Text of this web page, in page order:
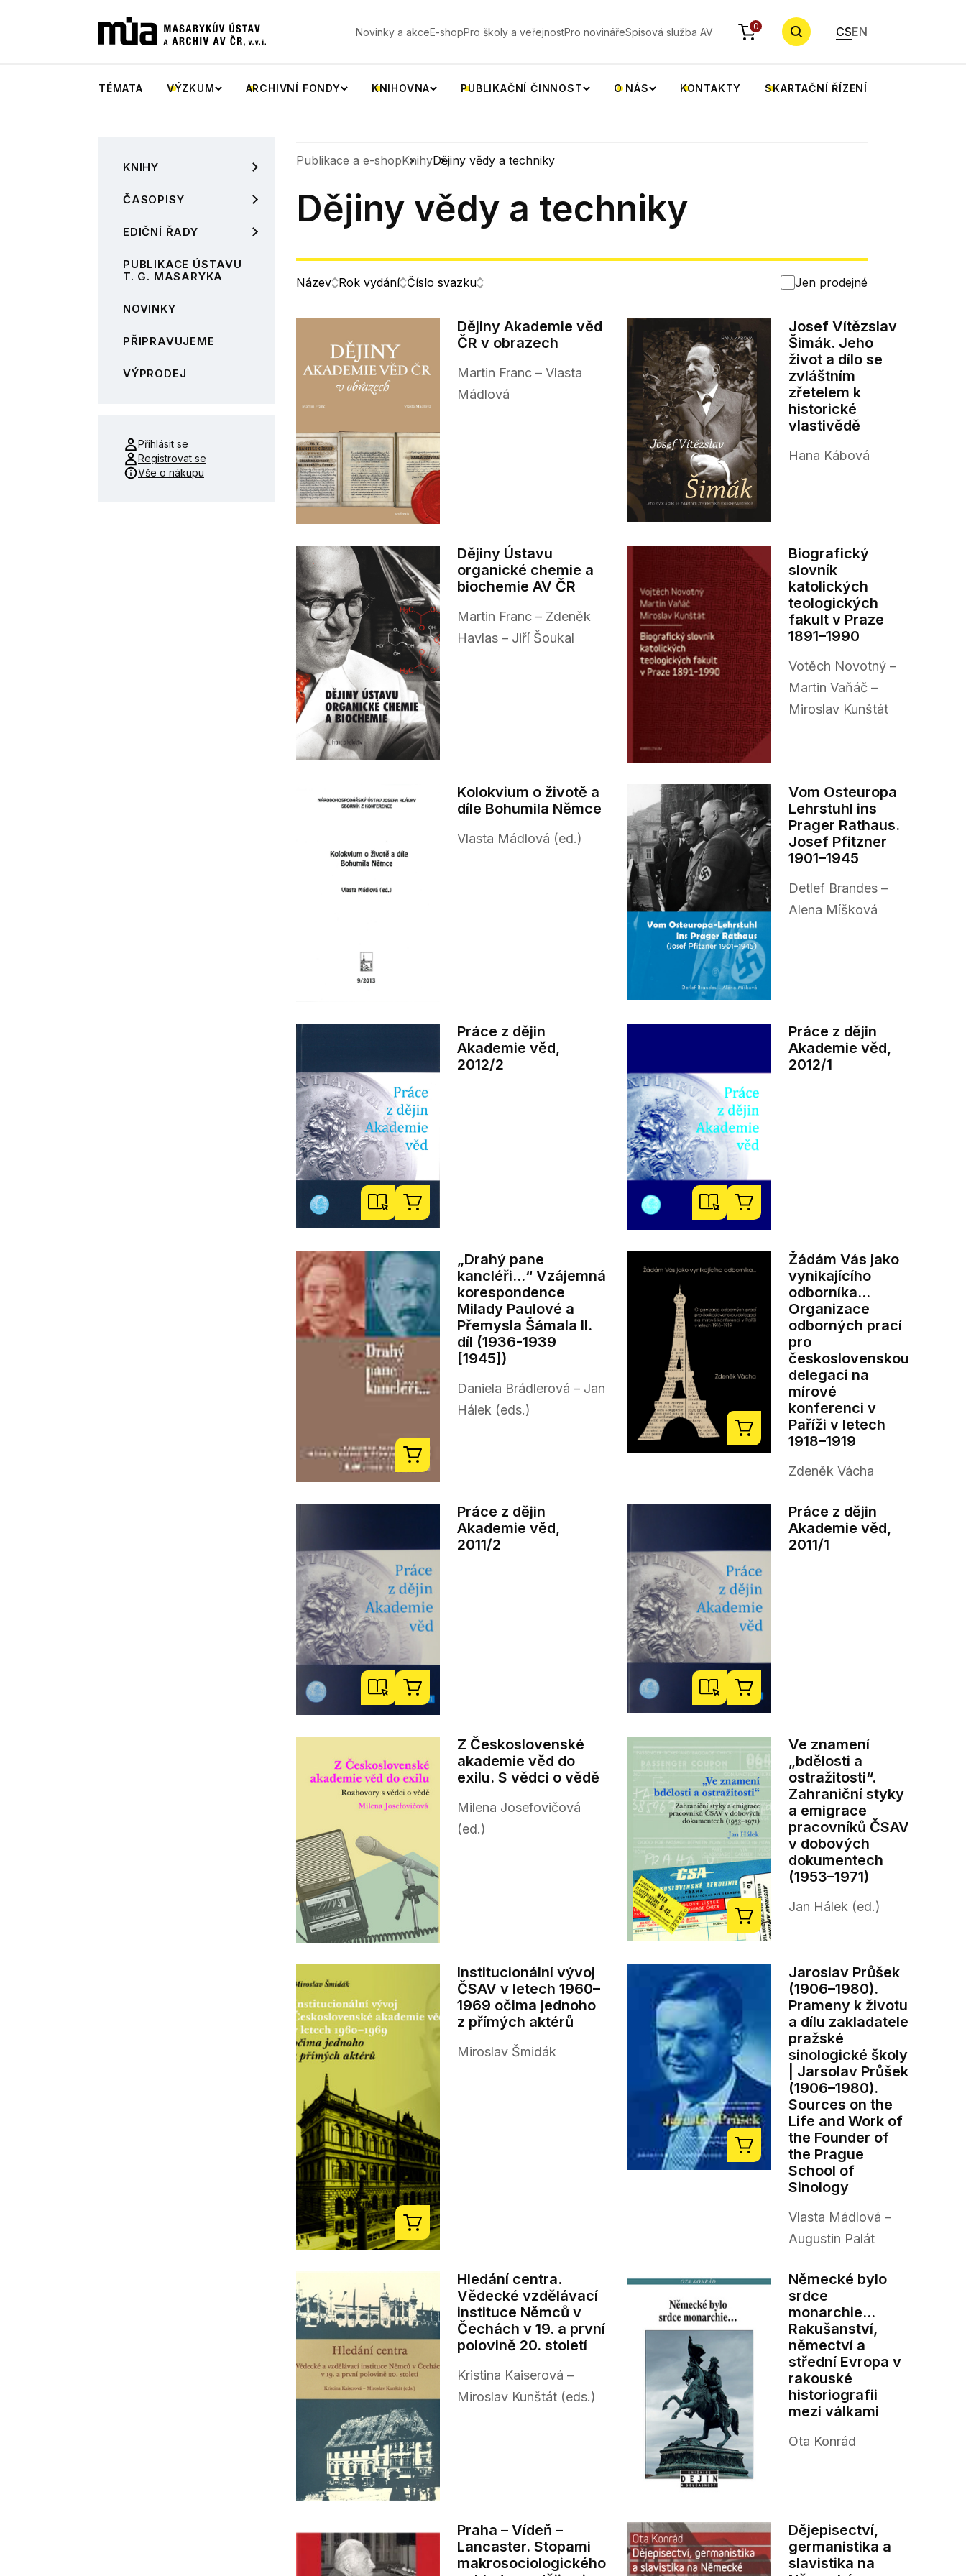
Novinky a akceE-shopPro školy a veřejnostPro novinářeSpisová služba AV 0 CSEN
TÉMATA VÝZKUM ARCHIVNÍ FONDY KNIHOVNA PUBLIKAČNÍ ČINNOST O NÁS KONTAKTY SKARTAČNÍ ŘÍZENÍ
KNIHY
ČASOPISY
EDIČNÍ ŘADY
PUBLIKACE ÚSTAVU
T. G. MASARYKA
NOVINKY
PŘIPRAVUJEME
VÝPRODEJ
Přihlásit se
Registrovat se
Vše o nákupu
Publikace a e-shopKnihyDějiny vědy a techniky
Dějiny vědy a techniky
Název Rok vydání Číslo svazku Jen prodejné
Dějiny Akademie věd
ČR v obrazech
Martin Franc – Vlasta
Mádlová
Josef Vítězslav
Šimák. Jeho
život a dílo se
zvláštním
zřetelem k
historické
vlastivědě
Hana Kábová
Dějiny Ústavu
organické chemie a
biochemie AV ČR
Martin Franc – Zdeněk
Havlas – Jiří Šoukal
Biografický
slovník
katolických
teologických
fakult v Praze
1891–1990
Votěch Novotný –
Martin Vaňáč –
Miroslav Kunštát
Kolokvium o životě a
díle Bohumila Němce
Vlasta Mádlová (ed.)
Vom Osteuropa
Lehrstuhl ins
Prager Rathaus.
Josef Pfitzner
1901–1945
Detlef Brandes –
Alena Míšková
Práce z dějin
Akademie věd,
2012/2
Práce z dějin
Akademie věd,
2012/1
„Drahý pane
kancléři...“ Vzájemná
korespondence
Milady Paulové a
Přemysla Šámala II.
díl (1936-1939
[1945])
Daniela Brádlerová – Jan
Hálek (eds.)
Žádám Vás jako
vynikajícího
odborníka...
Organizace
odborných prací
pro
československou
delegaci na
mírové
konferenci v
Paříži v letech
1918–1919
Zdeněk Vácha
Práce z dějin
Akademie věd,
2011/2
Práce z dějin
Akademie věd,
2011/1
Z Československé
akademie věd do
exilu. S vědci o vědě
Milena Josefovičová
(ed.)
Ve znamení
„bdělosti a
ostražitosti“.
Zahraniční styky
a emigrace
pracovníků ČSAV
v dobových
dokumentech
(1953–1971)
Jan Hálek (ed.)
Institucionální vývoj
ČSAV v letech 1960–
1969 očima jednoho
z přímých aktérů
Miroslav Šmidák
Jaroslav Průšek
(1906–1980).
Prameny k životu
a dílu zakladatele
pražské
sinologické školy
| Jarsolav Průšek
(1906–1980).
Sources on the
Life and Work of
the Founder of
the Prague
School of
Sinology
Vlasta Mádlová –
Augustin Palát
Hledání centra.
Vědecké vzdělávací
instituce Němců v
Čechách v 19. a první
polovině 20. století
Kristina Kaiserová –
Miroslav Kunštát (eds.)
Německé bylo
srdce
monarchie...
Rakušanství,
němectví a
střední Evropa v
rakouské
historiografii
mezi válkami
Ota Konrád
Praha – Vídeň –
Lancaster. Stopami
makrosociologického
Dějepisectví,
germanistika a
slavistika na